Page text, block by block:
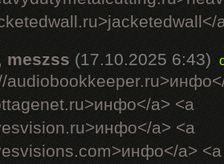
,meszss (17.10.2025 6:43)
a> <a
a> <a
a> <a